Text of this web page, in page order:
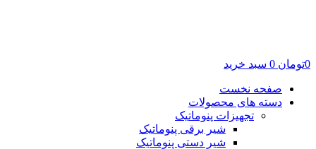
0تومان 0 سبد خرید
صفحه نخست
دسته های محصولات
تجهیزات پنوماتیک
شیر برقی پنوماتیک
شیر دستی پنوماتیک